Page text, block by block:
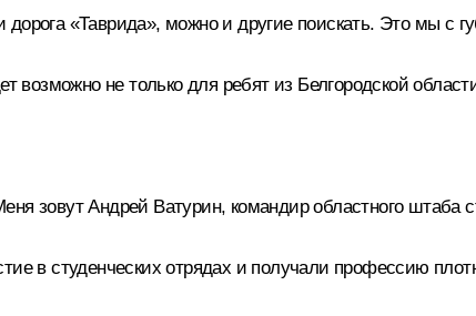
дорога «Таврида», можно и другие поискать. Это мы
возможно не только для ребят из Белгородской
зовут Андрей Ватурин, командир областного штаба
в студенческих отрядах и получали профессию